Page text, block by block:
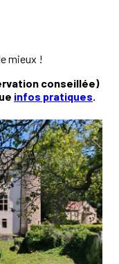
mieux !
conseillée)
infos pratiques